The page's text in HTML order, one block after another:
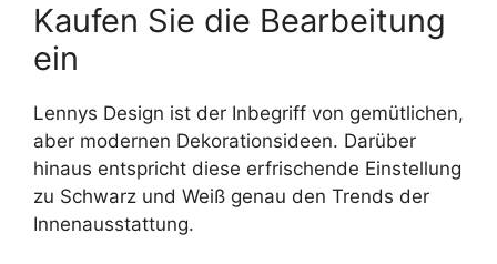
Kaufen Sie die Bearbeitung
ein
Lennys Design ist der Inbegriff von gemütlichen,
aber modernen Dekorationsideen. Darüber
hinaus entspricht diese erfrischende Einstellung
zu Schwarz und Weiß genau den Trends der
Innenausstattung.